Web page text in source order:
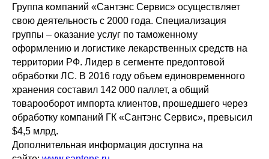
Группа компаний «Сантэнс Сервис» осуществляет
свою деятельность с 2000 года. Специализация
группы – оказание услуг по таможенному
оформлению и логистике лекарственных средств на
территории РФ. Лидер в сегменте предоптовой
обработки ЛС. В 2016 году объем единовременного
хранения составил 142 000 паллет, а общий
товарооборот импорта клиентов, прошедшего через
обработку компаний ГК «Сантэнс Сервис», превысил
$4,5 млрд.
Дополнительная информация доступна на